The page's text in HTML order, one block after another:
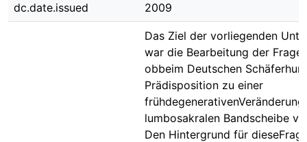
dc.date.issued 2009
Das Ziel der vorliegenden
war die Bearbeitung der
obbeim Deutschen
Prädisposition zu einer
lumbosakralen Bandscheibe
Den Hintergrund für